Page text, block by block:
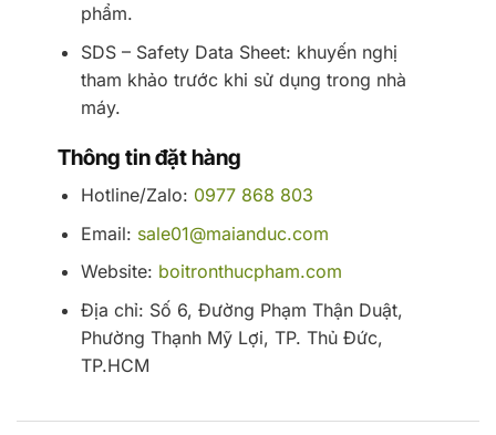
phẩm.
SDS – Safety Data Sheet: khuyến nghị
tham khảo trước khi sử dụng trong nhà
máy.
Thông tin đặt hàng
Hotline/Zalo: 0977 868 803
Email: sale01@maianduc.com
Website: boitronthucpham.com
Địa chỉ: Số 6, Đường Phạm Thận Duật,
Phường Thạnh Mỹ Lợi, TP. Thủ Đức,
TP.HCM